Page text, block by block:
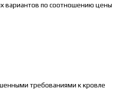
вариантов по соотношению цены
требованиями к кровле